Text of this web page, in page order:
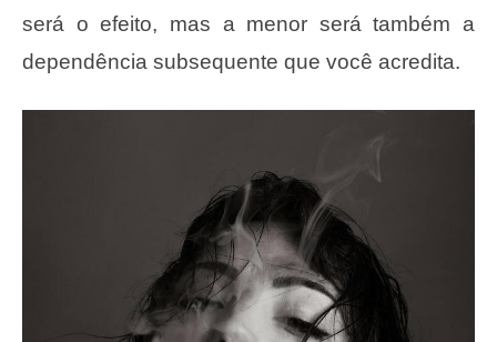
será o efeito, mas a menor será também a
dependência subsequente que você acredita.